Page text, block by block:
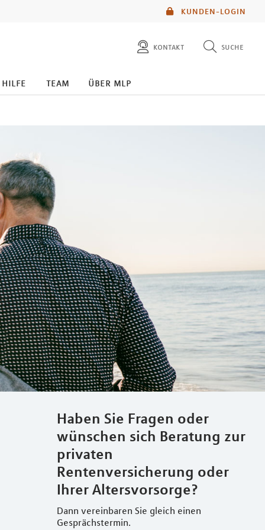
KUNDEN-LOGIN
kontakt suche
diese website durchsuchen
hilfe team über mlp
Haben Sie Fragen oder
wünschen sich Beratung zur
privaten
Rentenversicherung oder
Ihrer Altersvorsorge?
Dann vereinbaren Sie gleich einen
Gesprächstermin.